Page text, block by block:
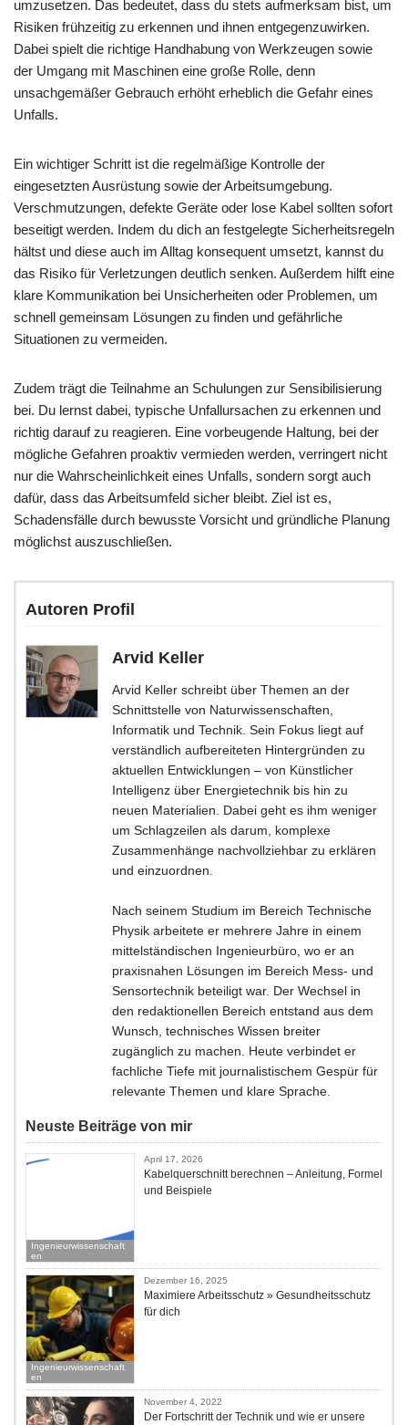
umzusetzen. Das bedeutet, dass du stets aufmerksam bist, um
Risiken frühzeitig zu erkennen und ihnen entgegenzuwirken.
Dabei spielt die richtige Handhabung von Werkzeugen sowie
der Umgang mit Maschinen eine große Rolle, denn
unsachgemäßer Gebrauch erhöht erheblich die Gefahr eines
Unfalls.
Ein wichtiger Schritt ist die regelmäßige Kontrolle der
eingesetzten Ausrüstung sowie der Arbeitsumgebung.
Verschmutzungen, defekte Geräte oder lose Kabel sollten sofort
beseitigt werden. Indem du dich an festgelegte Sicherheitsregeln
hältst und diese auch im Alltag konsequent umsetzt, kannst du
das Risiko für Verletzungen deutlich senken. Außerdem hilft eine
klare Kommunikation bei Unsicherheiten oder Problemen, um
schnell gemeinsam Lösungen zu finden und gefährliche
Situationen zu vermeiden.
Zudem trägt die Teilnahme an Schulungen zur Sensibilisierung
bei. Du lernst dabei, typische Unfallursachen zu erkennen und
richtig darauf zu reagieren. Eine vorbeugende Haltung, bei der
mögliche Gefahren proaktiv vermieden werden, verringert nicht
nur die Wahrscheinlichkeit eines Unfalls, sondern sorgt auch
dafür, dass das Arbeitsumfeld sicher bleibt. Ziel ist es,
Schadensfälle durch bewusste Vorsicht und gründliche Planung
möglichst auszuschließen.
Autoren Profil
Arvid Keller
Arvid Keller schreibt über Themen an der
Schnittstelle von Naturwissenschaften,
Informatik und Technik. Sein Fokus liegt auf
verständlich aufbereiteten Hintergründen zu
aktuellen Entwicklungen – von Künstlicher
Intelligenz über Energietechnik bis hin zu
neuen Materialien. Dabei geht es ihm weniger
um Schlagzeilen als darum, komplexe
Zusammenhänge nachvollziehbar zu erklären
und einzuordnen.
Nach seinem Studium im Bereich Technische
Physik arbeitete er mehrere Jahre in einem
mittelständischen Ingenieurbüro, wo er an
praxisnahen Lösungen im Bereich Mess- und
Sensortechnik beteiligt war. Der Wechsel in
den redaktionellen Bereich entstand aus dem
Wunsch, technisches Wissen breiter
zugänglich zu machen. Heute verbindet er
fachliche Tiefe mit journalistischem Gespür für
relevante Themen und klare Sprache.
Neuste Beiträge von mir
Ingenieurwissenschaft
en
April 17, 2026
Kabelquerschnitt berechnen – Anleitung, Formel
und Beispiele
Ingenieurwissenschaft
en
Dezember 16, 2025
Maximiere Arbeitsschutz » Gesundheitsschutz
für dich
November 4, 2022
Der Fortschritt der Technik und wie er unsere